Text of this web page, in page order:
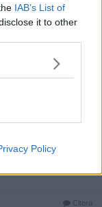
IAB’s List of
it to other
Policy
QR-koden som
pilla bort det för
lyckas de inte
metoder att
i tid, men kunde
Citera